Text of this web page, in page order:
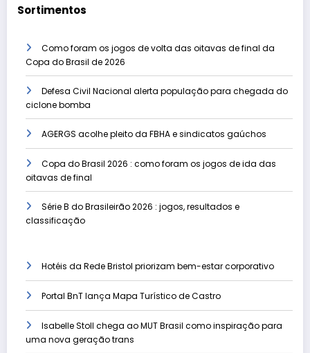
Sortimentos
Como foram os jogos de volta das oitavas de final da
Copa do Brasil de 2026
Defesa Civil Nacional alerta população para chegada do
ciclone bomba
AGERGS acolhe pleito da FBHA e sindicatos gaúchos
Copa do Brasil 2026 : como foram os jogos de ida das
oitavas de final
Série B do Brasileirão 2026 : jogos, resultados e
classificação
Hotéis da Rede Bristol priorizam bem-estar corporativo
Portal BnT lança Mapa Turístico de Castro
Isabelle Stoll chega ao MUT Brasil como inspiração para
uma nova geração trans